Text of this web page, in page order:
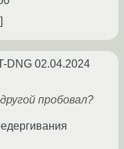
DNG 02.04.2024
пробовал?